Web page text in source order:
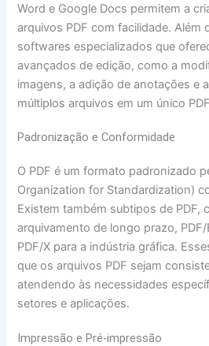
Word e Google Docs permitem a
arquivos PDF com facilidade. Além
softwares especializados que
avançados de edição, como a
imagens, a adição de anotações e
múltiplos arquivos em um único
Padronização e Conformidade
O PDF é um formato padronizado
Organization for Standardization)
Existem também subtipos de PDF,
arquivamento de longo prazo,
PDF/X para a indústria gráfica.
que os arquivos PDF sejam
atendendo às necessidades
setores e aplicações.
Impressão e Pré-impressão